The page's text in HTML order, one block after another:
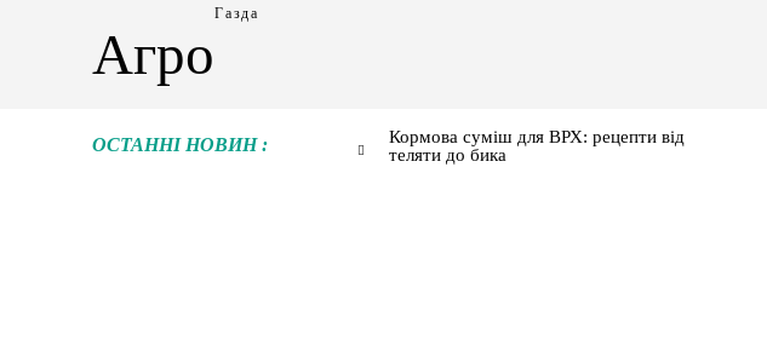
Агро
Газда
ОСТАННІ НОВИН :
Кормова суміш для ВРХ: рецепти від
теляти до бика